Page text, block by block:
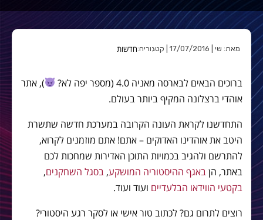
מאת: שי | 17/07/2016 | קטגוריה: חדשות
ברוכים הבאים לבארסה מאניה 4.0 (מספר יפה לא?
), אתר
אוהדי ברצלונה המקיף ביותר בעולם.
התחדשנו לקראת העונה הקרובה במערכת חדשה שתשרת
היטב את אוהדינו האדוקים – אתם! אתם מוזמנים לקרוא,
להתרשם ולהגיב בכמויות התוכן האדירות שמחכות לכם
באתר, הןבאגף ההיסטוריה המושקע, בסגל השחקנים,
בקטעי הווידאו הבלעדיים ועוד ועוד.
רוצים לתרום גם? לכתוב טור אישי או לסקר רגע היסטורי?